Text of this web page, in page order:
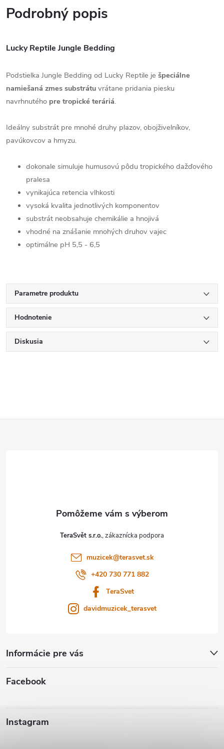
Podrobný popis
Lucky Reptile Jungle Bedding
Podstielka Jungle Bedding od Lucky Reptile je špeciálne
namiešaná zmes substrátu vrátane pridania piesku
navrhnutého pre tropické teráriá.
Ideálny substrát pre mnohé druhy plazov, obojživelníkov,
pavúkovcov a hmyzu.
dokonale simuluje humusovú pôdu tropického dažďového
pralesa
vynikajúca retencia vlhkosti
vysoká kvalita jednotlivých komponentov
substrát neobsahuje chemikálie a hnojivá
vhodné na znášanie mnohých druhov vajec
optimálne pH 5,5 - 6,5
Parametre produktu
Hodnotenie
Diskusia
TeraSvět s.r.o.
muzicek@terasvet.sk
+420 730 771 882
TeraSvet
davidmuzicek_terasvet
Informácie pre vás
Facebook
Instagram